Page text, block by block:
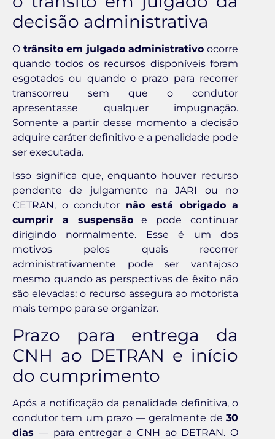
decisão administrativa
O trânsito em julgado administrativo ocorre
quando todos os recursos disponíveis foram
esgotados ou quando o prazo para recorrer
transcorreu sem que o condutor
apresentasse qualquer impugnação.
Somente a partir desse momento a decisão
adquire caráter definitivo e a penalidade pode
ser executada.
Isso significa que, enquanto houver recurso
pendente de julgamento na JARI ou no
CETRAN, o condutor não está obrigado a
cumprir a suspensãoe pode continuar
dirigindo normalmente. Esse é um dos
motivos pelos quais recorrer
administrativamente pode ser vantajoso
mesmo quando as perspectivas de êxito não
são elevadas: o recurso assegura ao motorista
mais tempo para se organizar.
Prazo para entrega da
CNH ao DETRAN e início
do cumprimento
Após a notificação da penalidade definitiva, o
condutor tem um prazo — geralmente de 30
dias — para entregar a CNH ao DETRAN. O